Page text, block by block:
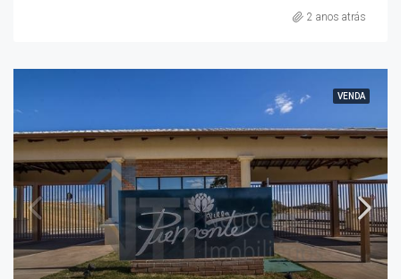
2 anos atrás
VENDA